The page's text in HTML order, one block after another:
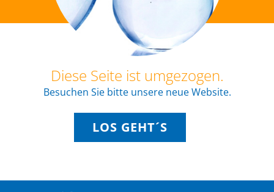
Diese Seite ist umgezogen.
Besuchen Sie bitte unsere neue Website.
LOS GEHT´S